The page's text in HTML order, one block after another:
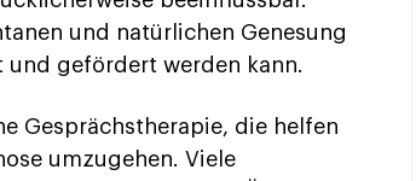
und natürlichen Genesung
gefördert werden kann.
Gesprächstherapie, die helfen
umzugehen. Viele